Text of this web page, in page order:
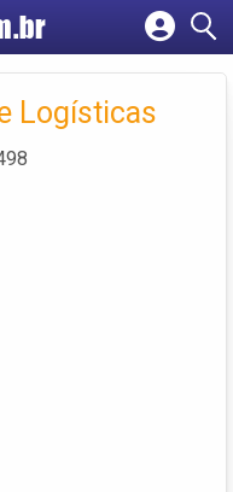
empresa
Logísticas